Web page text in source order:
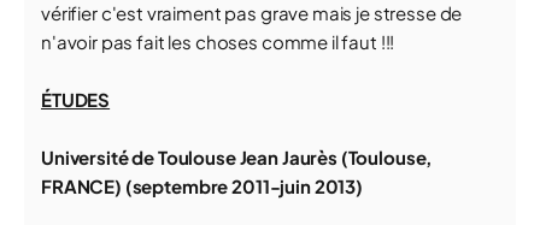
vérifier c'est vraiment pas grave mais je stresse de
n'avoir pas fait les choses comme il faut !!!
ÉTUDES
Université de Toulouse Jean Jaurès (Toulouse,
FRANCE) (septembre 2011-juin 2013)